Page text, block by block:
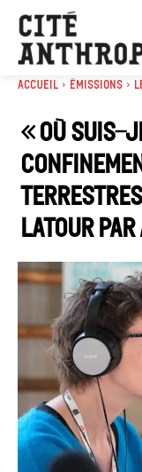
Accueil Émissions
« Où suis-
terrestres
Latour par